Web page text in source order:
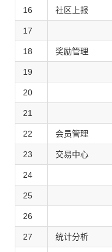
16 社区上报
17
18 奖励管理
19
20
21
22 会员管理
23 交易中心
24
25
26
27 统计分析